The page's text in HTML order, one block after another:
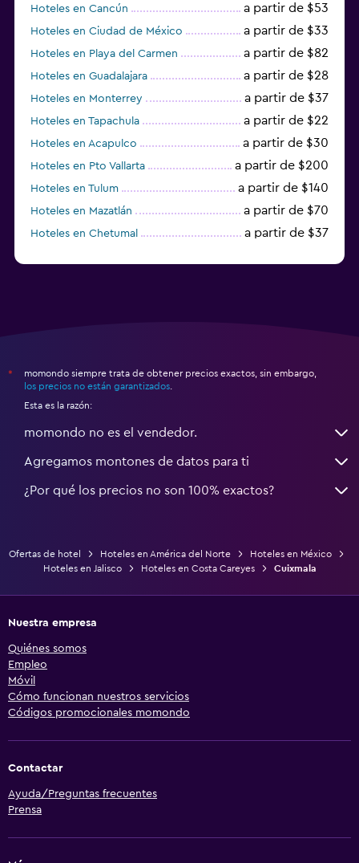
Hoteles en Cancún a partir de $53
Hoteles en Ciudad de México a partir de $33
Hoteles en Playa del Carmen a partir de $82
Hoteles en Guadalajara a partir de $28
Hoteles en Monterrey a partir de $37
Hoteles en Tapachula a partir de $22
Hoteles en Acapulco a partir de $30
Hoteles en Pto Vallarta a partir de $200
Hoteles en Tulum a partir de $140
Hoteles en Mazatlán a partir de $70
Hoteles en Chetumal a partir de $37
*
momondo siempre trata de obtener precios exactos, sin embargo,
los precios no están garantizados
Esta es la razón:
momondo no es el vendedor.
Agregamos montones de datos para ti
¿Por qué los precios no son 100% exactos?
Ofertas de hotel Hoteles en América del Norte
Hoteles en México
Hoteles en Jalisco
Hoteles en Costa Careyes Cuixmala
Nuestra empresa
Quiénes somos
Empleo
Móvil
Cómo funcionan nuestros servicios
Códigos promocionales momondo
Contactar
Ayuda/Preguntas frecuentes
Prensa